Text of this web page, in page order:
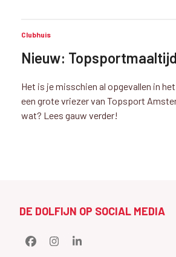
Clubhuis
Nieuw:
Het is je misschien al opgevallen in
een grote vriezer van Topsport
wat? Lees gauw verder!
DE DOLFIJN OP SOCIAL MEDIA
FacebookInstagramLinkedIn